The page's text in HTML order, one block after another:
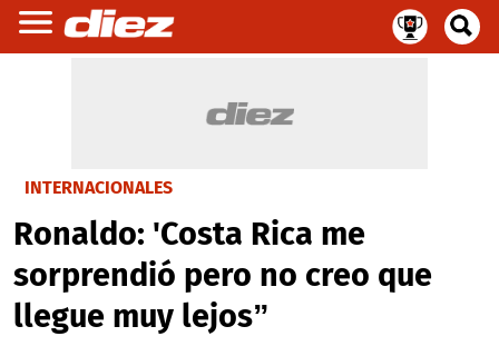
INTERNACIONALES
Ronaldo: 'Costa Rica me
sorprendió pero no creo que
llegue muy lejos”